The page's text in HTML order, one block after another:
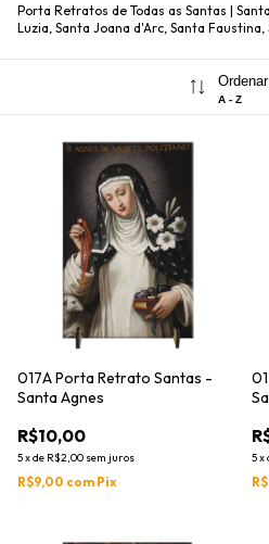
Porta Retratos de Todas as Santas |
Luzia, Santa Joana d'Arc, Santa Faustina,
A - Z
017A Porta Retrato Santas -
Santa Agnes
R$10,00
5xde R$2,00 sem juros
R$9,00 com Pix
5x